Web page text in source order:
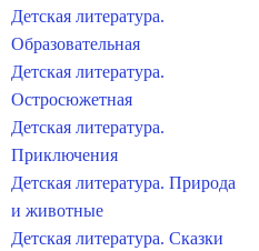
Детская литература.
Образовательная
Детская литература.
Остросюжетная
Детская литература.
Приключения
Детская литература. Природа
и животные
Детская литература. Сказки